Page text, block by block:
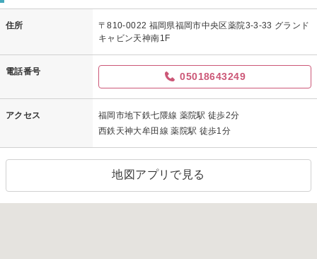
住所
〒810-0022 福岡県福岡市中央区薬院3-3-33 グランド
キャビン天神南1F
電話番号 05018643249
アクセス
福岡市地下鉄七隈線 薬院駅 徒歩2分
西鉄天神大牟田線 薬院駅 徒歩1分
地図アプリで見る